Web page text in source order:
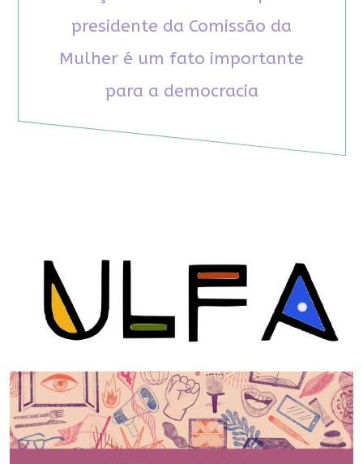
presidente da Comissão da
Mulher é um fato importante
para a democracia